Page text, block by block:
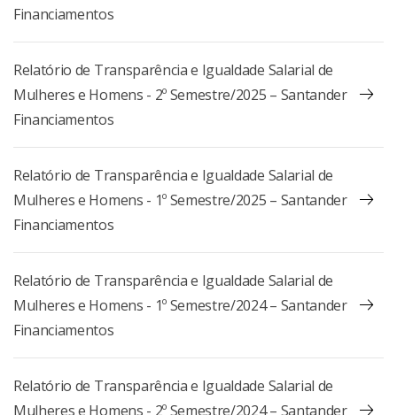
Financiamentos
Relatório de Transparência e Igualdade Salarial de
Mulheres e Homens - 2º Semestre/2025 – Santander
Financiamentos
Relatório de Transparência e Igualdade Salarial de
Mulheres e Homens - 1º Semestre/2025 – Santander
Financiamentos
Relatório de Transparência e Igualdade Salarial de
Mulheres e Homens - 1º Semestre/2024 – Santander
Financiamentos
Relatório de Transparência e Igualdade Salarial de
Mulheres e Homens - 2º Semestre/2024 – Santander